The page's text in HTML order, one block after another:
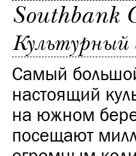
Southbank
Культурный
Самый
настоящий
на южном
посещают